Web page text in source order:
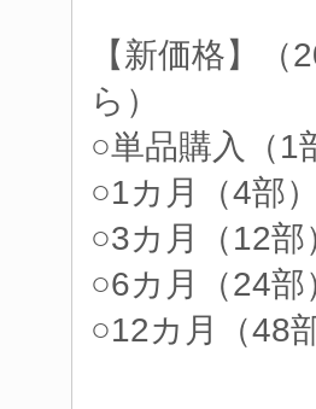
【新価格】
ら）
○単品購入（1
○1カ月（4部
○3カ月（12
○6カ月（24
○12カ月（48